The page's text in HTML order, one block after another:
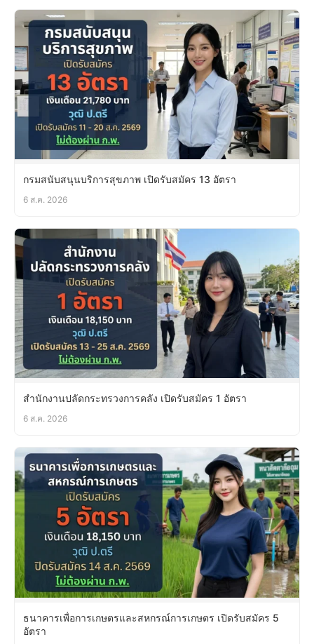
กรมสนับสนุนบริการสุขภาพ เปิดรับสมัคร 13 อัตรา
6 ส.ค. 2026
สำนักงานปลัดกระทรวงการคลัง เปิดรับสมัคร 1 อัตรา
6 ส.ค. 2026
ธนาคารเพื่อการเกษตรและสหกรณ์การเกษตร เปิดรับสมัคร 5
อัตรา